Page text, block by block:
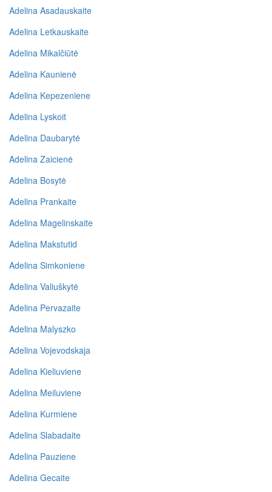
Adelina Asadauskaite
Adelina Letkauskaite
Adelina Mikalčiūtė
Adelina Kaunienė
Adelina Kepezeniene
Adelina Lyskoit
Adelina Daubarytė
Adelina Zaicienė
Adelina Bosytė
Adelina Prankaite
Adelina Magelinskaite
Adelina Makstutid
Adelina Simkoniene
Adelina Valiuškytė
Adelina Pervazaite
Adelina Malyszko
Adelina Vojevodskaja
Adelina Kieliuviene
Adelina Meiluviene
Adelina Kurmiene
Adelina Slabadaite
Adelina Pauziene
Adelina Gecaite